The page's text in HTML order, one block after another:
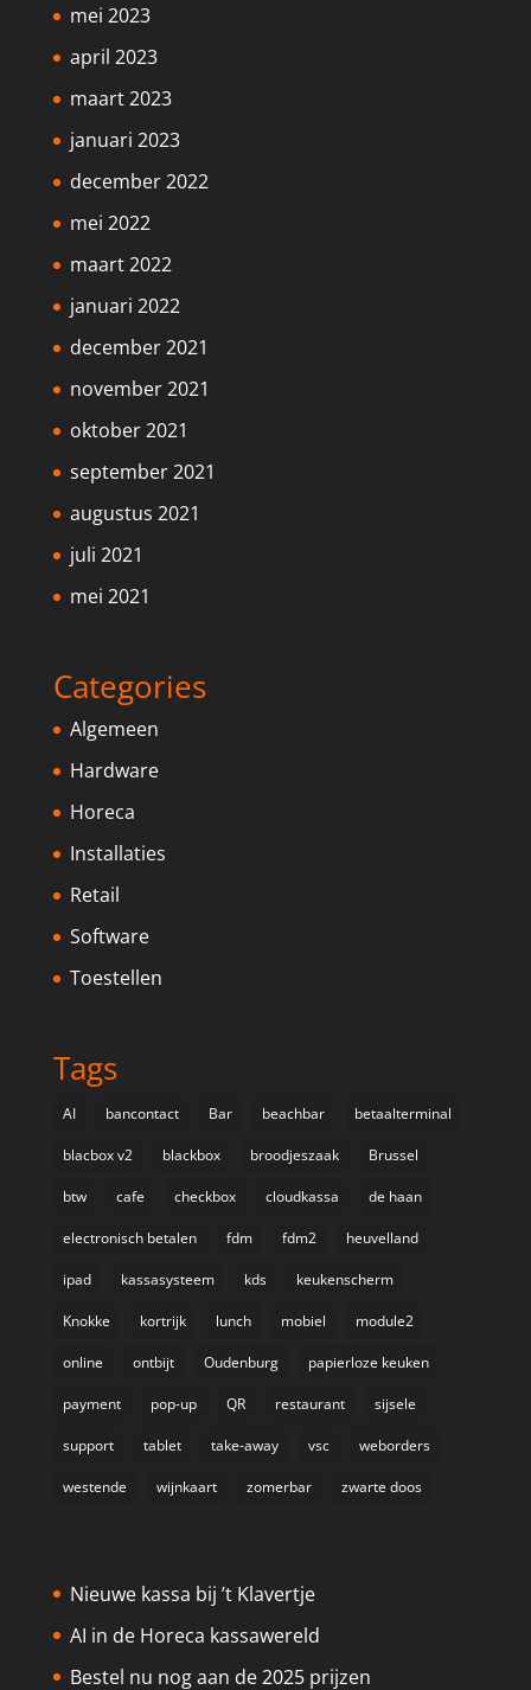
mei 2023
april 2023
maart 2023
januari 2023
december 2022
mei 2022
maart 2022
januari 2022
december 2021
november 2021
oktober 2021
september 2021
augustus 2021
juli 2021
mei 2021
Categories
Algemeen
Hardware
Horeca
Installaties
Retail
Software
Toestellen
Tags
AI bancontact Bar beachbar betaalterminal
blacbox v2 blackbox broodjeszaak Brussel
btw cafe checkbox cloudkassa de haan
electronisch betalen fdm fdm2 heuvelland
ipad kassasysteem kds keukenscherm
Knokke kortrijk lunch mobiel module2
online ontbijt Oudenburg papierloze keuken
payment pop-up QR restaurant sijsele
support tablet take-away vsc weborders
westende wijnkaart zomerbar zwarte doos
Nieuwe kassa bij ’t Klavertje
AI in de Horeca kassawereld
Bestel nu nog aan de 2025 prijzen